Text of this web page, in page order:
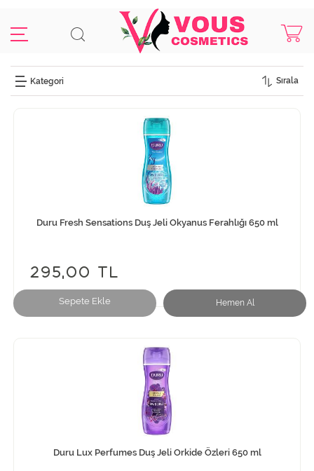
Sırala
Sepete Ekle Hemen Al
Duru Fresh Sensations Duş Jeli Okyanus Ferahlığı 650 ml
295,00 TL
Duru Lux Perfumes Duş Jeli Orkide Özleri 650 ml